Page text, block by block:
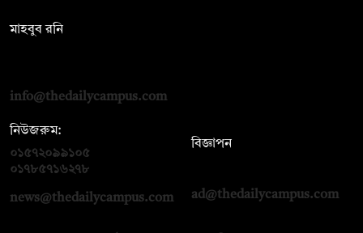
মাহবুব রনি
info@thedailycampus.com
নিউজরুম:
০১৫৭২০৯৯১০৫
০১৭৮৫৭১৬২৭৮
news@thedailycampus.com
বিজ্ঞাপন
ad@thedailycampus.com